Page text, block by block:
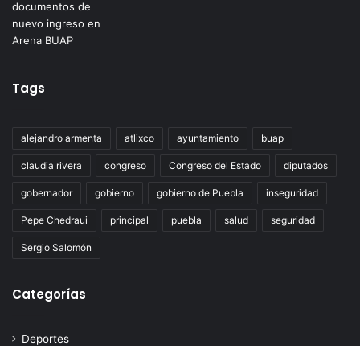
Tags
alejandro armenta atlixco ayuntamiento buap
claudia rivera congreso Congreso del Estado diputados
gobernador gobierno gobierno de Puebla inseguridad
Pepe Chedraui principal puebla salud seguridad
Sergio Salomón
Categorías
Deportes